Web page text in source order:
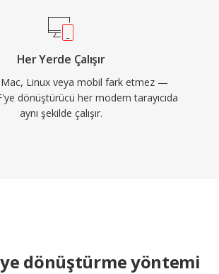
Her Yerde Çalışır
Linux veya mobil fark etmez —
dönüştürücü her modern tarayıcıda
aynı şekilde çalışır.
dönüştürme yöntemi